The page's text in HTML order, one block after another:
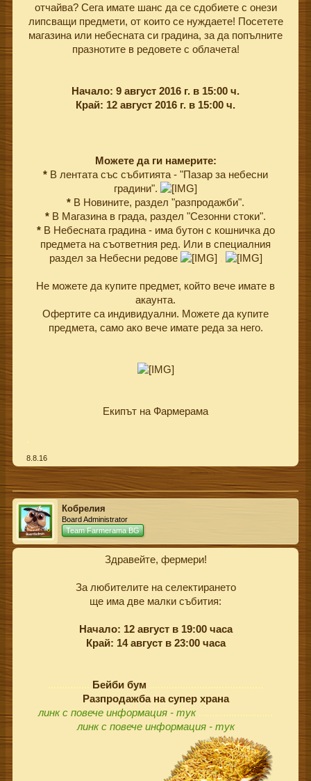
отчайва? Сега имате шанс да се сдобиете с онези
липсващи предмети, от които се нуждаете! Посетете
магазина или небесната си градина, за да попълните
празнотите в редовете с облачета!​
Начало: 9 август 2016 г. в 15:00 ч.
Край: 12 август 2016 г. в 15:00 ч.
Можете да ги намерите:
* В лентата със събитията - "Пазар за небесни
градини".
* В Новините, раздел "разпродажби".
* В Магазина в града, раздел "Сезонни стоки".
*В Небесната градина - има бутон с кошничка до
предмета на съответния ред. Или в специалния
раздел за Небесни редове
.
Не можете да купите предмет, който вече имате в
акаунта.
Офертите са индивидуални. Можете да купите
предмета, само ако вече имате реда за него.
Екипът на Фармерама​
8.8.16
Кобрелия
Board Administrator
Team Farmerama BG
Здравейте, фермери!
За любителите на селектирането
ще има две малки събития:
Начало: 12 август в 19:00 часа
Край: 14 август в 23:00 часа
Бейби бум
Разпродажба на супер храна
линк с повече информация - тук ...........................
линк с повече информация- тук